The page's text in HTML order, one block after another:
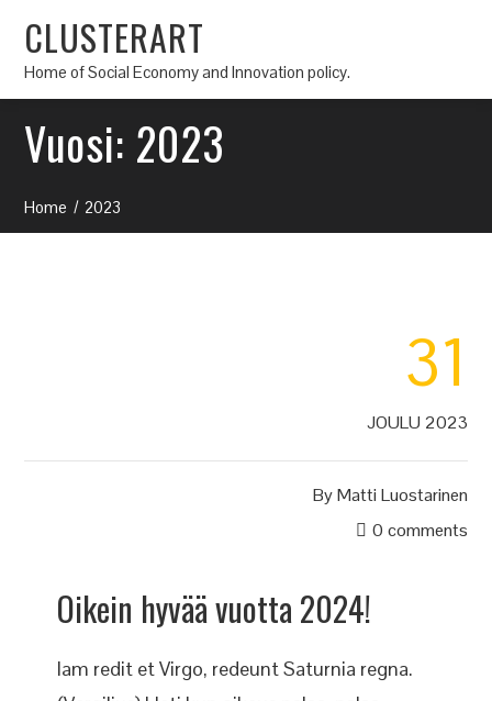
CLUSTERART
Home of Social Economy and Innovation policy.
Vuosi: 2023
Home 2023
31
JOULU 2023
ByMatti Luostarinen
0 comments
Oikein hyvää vuotta 2024!
Iam redit et Virgo, redeunt Saturnia regna.